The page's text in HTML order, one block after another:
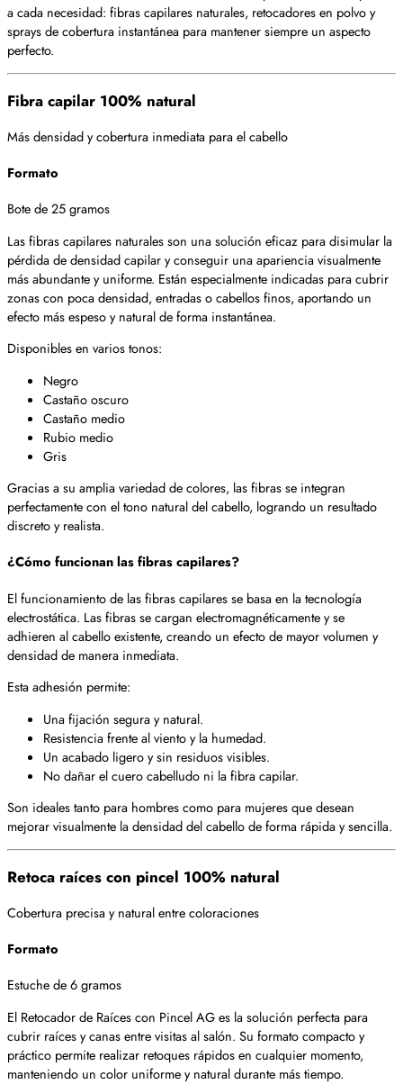
a cada necesidad: fibras capilares naturales, retocadores en polvo y
sprays de cobertura instantánea para mantener siempre un aspecto
perfecto.
Fibra capilar 100% natural
Más densidad y cobertura inmediata para el cabello
Formato
Bote de 25 gramos
Las fibras capilares naturales son una solución eficaz para disimular la
pérdida de densidad capilar y conseguir una apariencia visualmente
más abundante y uniforme. Están especialmente indicadas para cubrir
zonas con poca densidad, entradas o cabellos finos, aportando un
efecto más espeso y natural de forma instantánea.
Disponibles en varios tonos:
Negro
Castaño oscuro
Castaño medio
Rubio medio
Gris
Gracias a su amplia variedad de colores, las fibras se integran
perfectamente con el tono natural del cabello, logrando un resultado
discreto y realista.
¿Cómo funcionan las fibras capilares?
El funcionamiento de las fibras capilares se basa en la tecnología
electrostática. Las fibras se cargan electromagnéticamente y se
adhieren al cabello existente, creando un efecto de mayor volumen y
densidad de manera inmediata.
Esta adhesión permite:
Una fijación segura y natural.
Resistencia frente al viento y la humedad.
Un acabado ligero y sin residuos visibles.
No dañar el cuero cabelludo ni la fibra capilar.
Son ideales tanto para hombres como para mujeres que desean
mejorar visualmente la densidad del cabello de forma rápida y sencilla.
Retoca raíces con pincel 100% natural
Cobertura precisa y natural entre coloraciones
Formato
Estuche de 6 gramos
El Retocador de Raíces con Pincel AG es la solución perfecta para
cubrir raíces y canas entre visitas al salón. Su formato compacto y
práctico permite realizar retoques rápidos en cualquier momento,
manteniendo un color uniforme y natural durante más tiempo.